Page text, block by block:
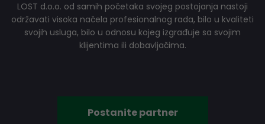
LOST d.o.o. od samih početaka svojeg postojanja nastoji
održavati visoka načela profesionalnog rada, bilo u kvaliteti
svojih usluga, bilo u odnosu kojeg izgrađuje sa svojim
klijentima ili dobavljačima.
Postanite partner